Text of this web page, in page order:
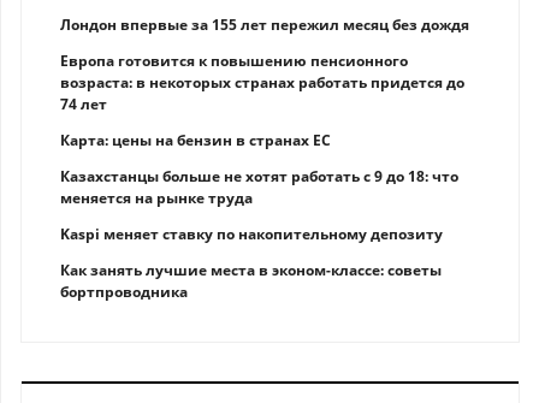
Лондон впервые за 155 лет пережил месяц без дождя
Европа готовится к повышению пенсионного
возраста: в некоторых странах работать придется до
74 лет
Карта: цены на бензин в странах ЕС
Казахстанцы больше не хотят работать с 9 до 18: что
меняется на рынке труда
Kaspi меняет ставку по накопительному депозиту
Как занять лучшие места в эконом-классе: советы
бортпроводника